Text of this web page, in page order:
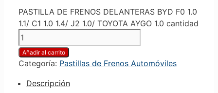
PASTILLA DE FRENOS DELANTERAS BYD F0 1.0
1.1/ C1 1.0 1.4/ J2 1.0/ TOYOTA AYGO 1.0 cantidad
Añadir al carrito
Categoría: Pastillas de Frenos Automóviles
Descripción